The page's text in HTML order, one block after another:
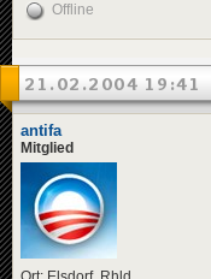
Offline
21.02.2004 19:41
antifa
Mitglied